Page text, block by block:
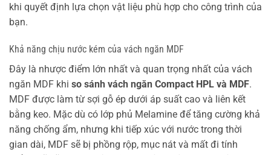
khi quyết định lựa chọn vật liệu phù hợp cho công trình của
bạn.
Khả năng chịu nước kém của vách ngăn MDF
Đây là nhược điểm lớn nhất và quan trọng nhất của vách
ngăn MDF khi so sánh vách ngăn Compact HPL và MDF.
MDF được làm từ sợi gỗ ép dưới áp suất cao và liên kết
bằng keo. Mặc dù có lớp phủ Melamine để tăng cường khả
năng chống ẩm, nhưng khi tiếp xúc với nước trong thời
gian dài, MDF sẽ bị phồng rộp, mục nát và mất đi tính